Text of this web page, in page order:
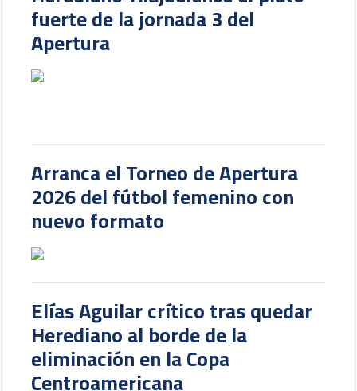
fuerte de la jornada 3 del
Apertura
Arranca el Torneo de Apertura
2026 del fútbol femenino con
nuevo formato
Elías Aguilar crítico tras quedar
Herediano al borde de la
eliminación en la Copa
Centroamericana